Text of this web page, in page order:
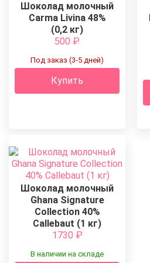
Шоколад молочный
Carma Livina 48%
(0,2 кг)
500 ₽
Под заказ (3-5 дней)
Купить
Шоколад молочный
Ghana Signature
Collection 40%
Callebaut (1 кг)
1730 ₽
В наличии на складе